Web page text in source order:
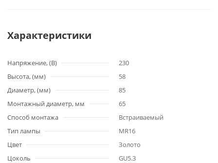
Характеристики
Напряжение, (В)
230
Высота, (мм)
58
Диаметр, (мм)
85
Монтажный диаметр, мм
65
Способ монтажа
Встраиваемый
Тип лампы
MR16
Цвет
Золото
Цоколь
GU5.3